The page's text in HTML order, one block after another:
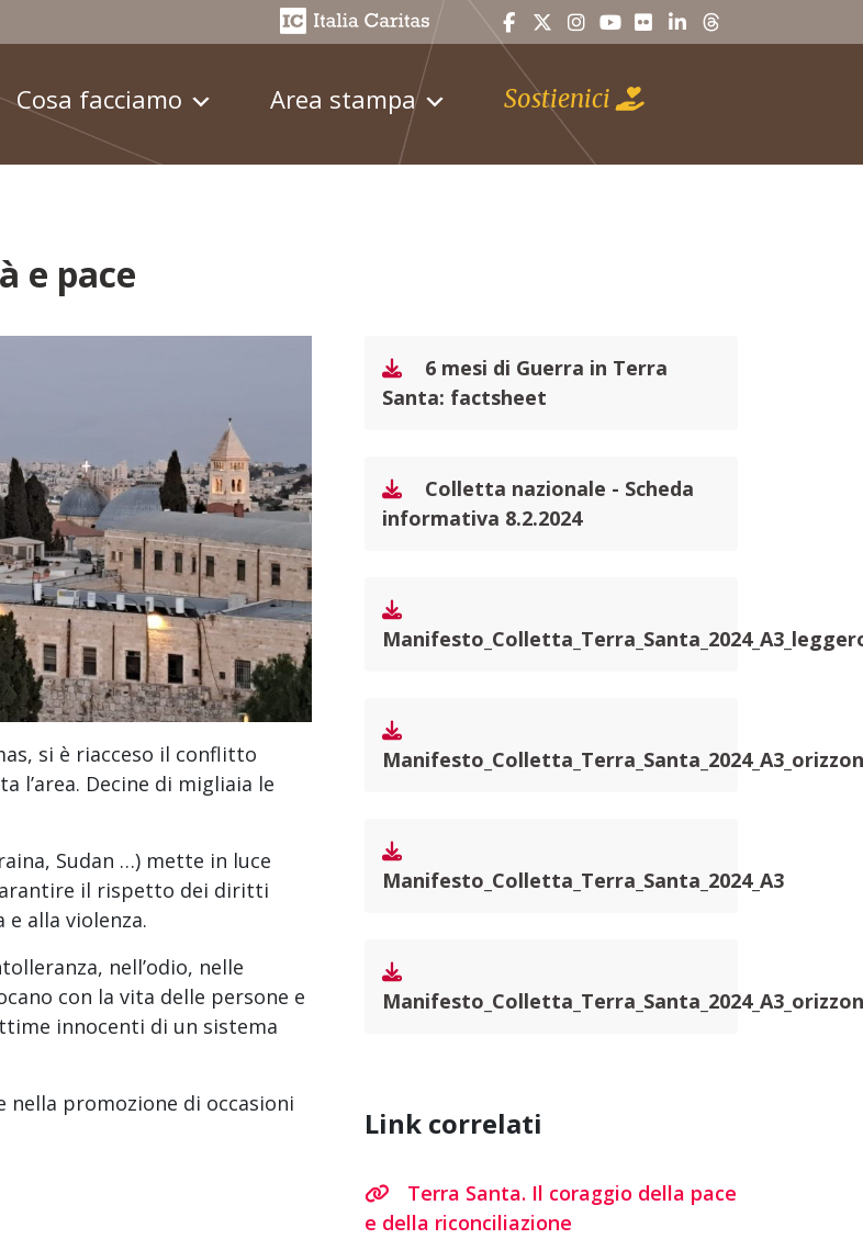
Cosa facciamo Area stampa Sostienici
e pace
si è riacceso il conflitto
l’area. Decine di migliaia le
Sudan …) mette in luce
il rispetto dei diritti
alla violenza.
nell’odio, nelle
con la vita delle persone e
innocenti di un sistema
nella promozione di occasioni
6 mesi di Guerra in Terra
Santa: factsheet
Colletta nazionale - Scheda
informativa 8.2.2024
Manifesto_Colletta_Terra_Santa_2024_A3
Link correlati
Terra Santa. Il coraggio della pace
e della riconciliazione